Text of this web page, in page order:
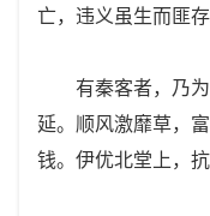
亡，违义虽生而匪存
有秦客者，乃为
延。顺风激靡草，
钱。伊优北堂上，抗